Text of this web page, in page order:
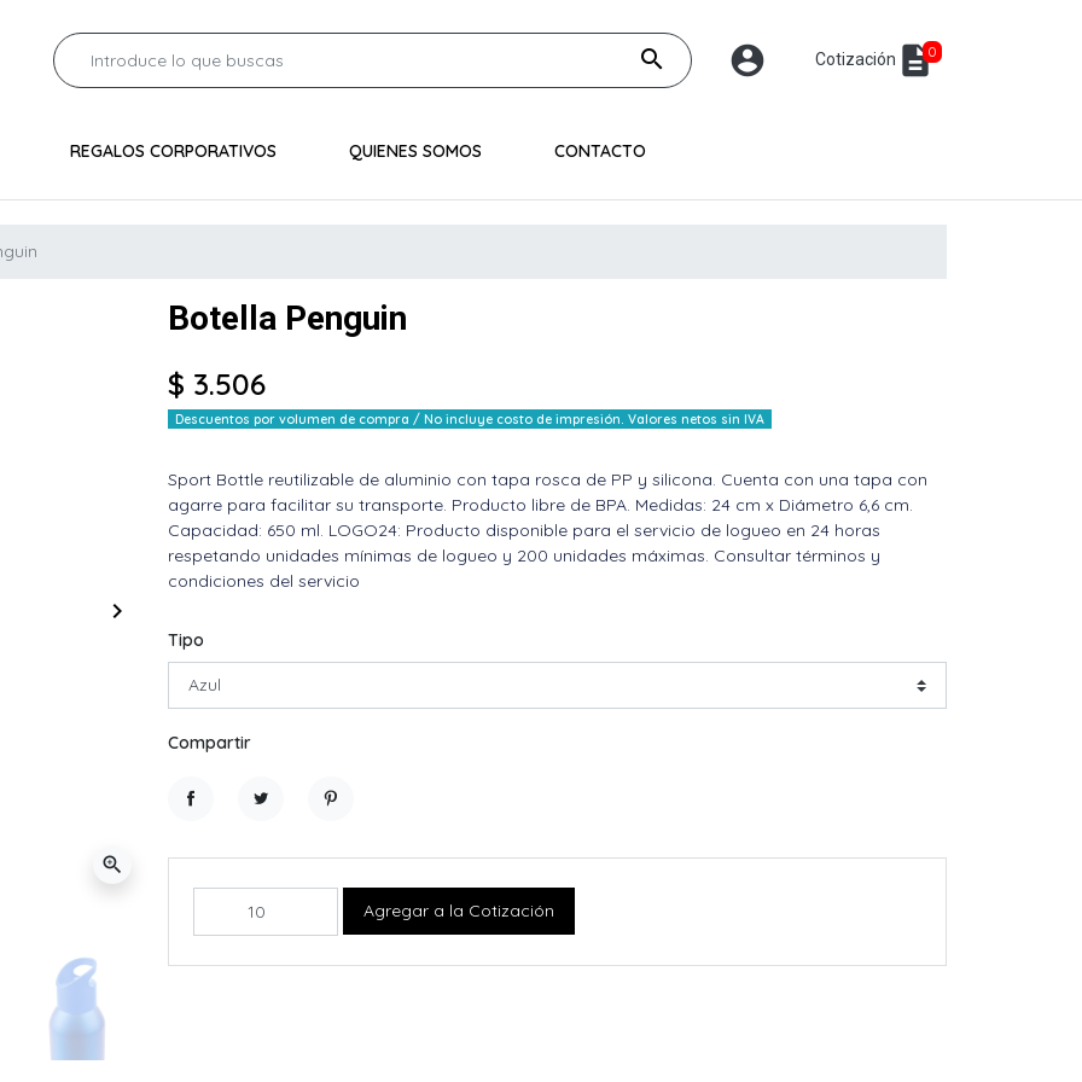
search account_circle Cotización description0
REGALOS CORPORATIVOS QUIENES SOMOS CONTACTO
Siguiente
keyboard_arrow_right
zoom_in
Botella Penguin
$ 3.506
Descuentos por volumen de compra / No incluye costo de impresión. Valores netos sin IVA
Sport Bottle reutilizable de aluminio con tapa rosca de PP y silicona. Cuenta con una tapa con
agarre para facilitar su transporte. Producto libre de BPA. Medidas: 24 cm x Diámetro 6,6 cm.
Capacidad: 650 ml. LOGO24: Producto disponible para el servicio de logueo en 24 horas
respetando unidades mínimas de logueo y 200 unidades máximas. Consultar términos y
condiciones del servicio
Tipo
Compartir
Agregar a la Cotización